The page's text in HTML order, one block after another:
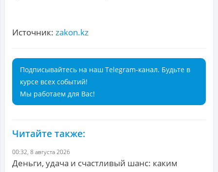
Источник: zakon.kz
Подписывайтесь на наш Telegram-канал. Будьте в
курсе всех событий!
Мы работаем для Вас!
Читайте также:
00:32, 8 августа 2026
Деньги, удача и счастливый шанс: каким